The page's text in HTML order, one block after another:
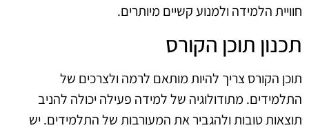
חוויית הלמידה ולמנוע קשיים מיותרים.
תכנון תוכן הקורס
תוכן הקורס צריך להיות מותאם לרמה ולצרכים של
התלמידים. מתודולוגיה של למידה פעילה יכולה להניב
תוצאות טובות ולהגביר את המעורבות של התלמידים. יש